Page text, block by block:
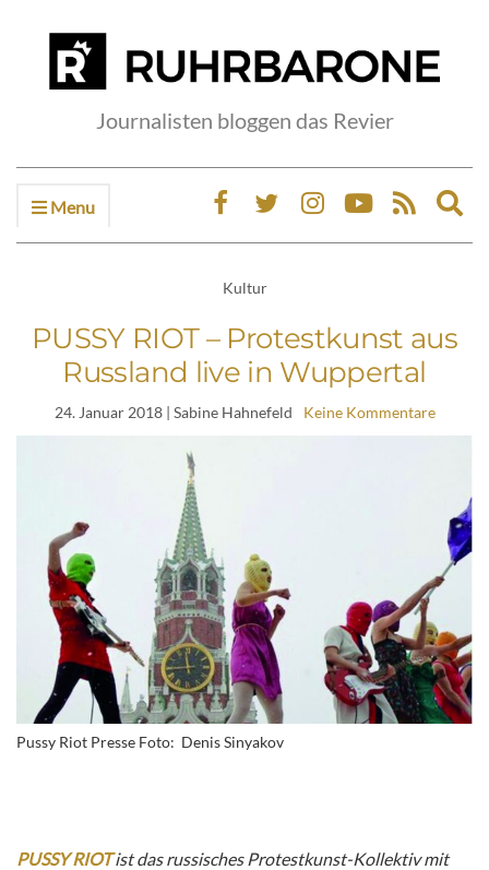
Journalisten bloggen das Revier
Menu
Kultur
PUSSY RIOT – Protestkunst aus
Russland live in Wuppertal
24. Januar 2018| Sabine Hahnefeld Keine Kommentare
Pussy Riot Presse Foto: Denis Sinyakov
PUSSY RIOTist das russisches Protestkunst-Kollektiv mit